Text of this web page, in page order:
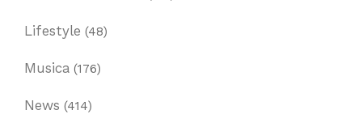
Lifestyle (48)
Musica (176)
News (414)